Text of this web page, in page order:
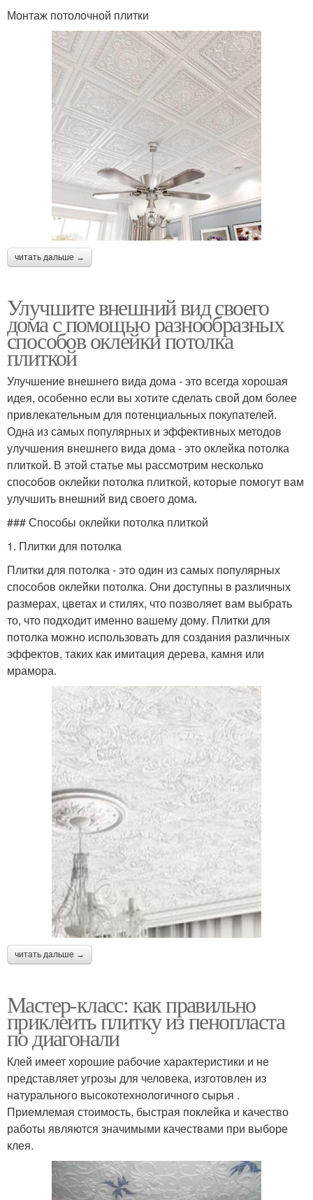
Монтаж потолочной плитки
читать дальше →
Улучшите внешний вид своего
дома с помощью разнообразных
способов оклейки потолка
плиткой
Улучшение внешнего вида дома - это всегда хорошая
идея, особенно если вы хотите сделать свой дом более
привлекательным для потенциальных покупателей.
Одна из самых популярных и эффективных методов
улучшения внешнего вида дома - это оклейка потолка
плиткой. В этой статье мы рассмотрим несколько
способов оклейки потолка плиткой, которые помогут вам
улучшить внешний вид своего дома.
### Способы оклейки потолка плиткой
1. Плитки для потолка
Плитки для потолка - это один из самых популярных
способов оклейки потолка. Они доступны в различных
размерах, цветах и стилях, что позволяет вам выбрать
то, что подходит именно вашему дому. Плитки для
потолка можно использовать для создания различных
эффектов, таких как имитация дерева, камня или
мрамора.
читать дальше →
Мастер-класс: как правильно
приклеить плитку из пенопласта
по диагонали
Клей имеет хорошие рабочие характеристики и не
представляет угрозы для человека, изготовлен из
натурального высокотехнологичного сырья .
Приемлемая стоимость, быстрая поклейка и качество
работы являются значимыми качествами при выборе
клея.